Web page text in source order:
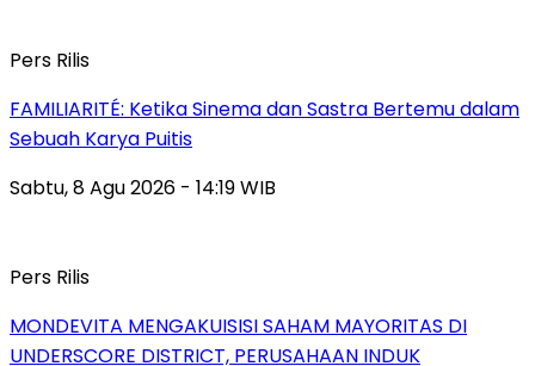
Pers Rilis
FAMILIARITÉ: Ketika Sinema dan Sastra Bertemu dalam
Sebuah Karya Puitis
Sabtu, 8 Agu 2026 - 14:19 WIB
Pers Rilis
MONDEVITA MENGAKUISISI SAHAM MAYORITAS DI
UNDERSCORE DISTRICT, PERUSAHAAN INDUK